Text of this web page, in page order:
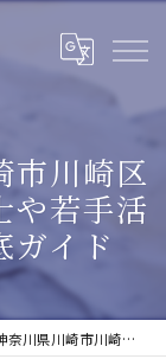
市川崎区
や若手活
ガイド
第二種電気工事士や若手活躍のための選び方徹底ガイド